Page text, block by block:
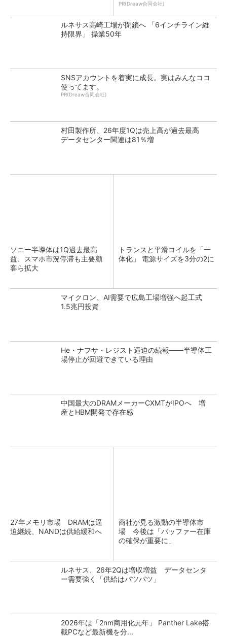
PR(Dreaw合同会社)
ルネサス高崎工場が閉鎖へ 「6インチライン維
持限界」 操業50年
SNSアカウントを着実に成長。実はみんなココ
使ってます。
PR(Dreaw合同会社)
村田製作所、26年度1Qは売上高が過去最高
データセンター関連は81％増
ソニー半導体は1Q過去最高
益、スマホ市況停滞も主要顧
客ら拡大
トランスと平滑コイルを「一
体化」 電源サイズを3分の2に
マイクロン、AI需要で広島工場増強へ起工式
1.5兆円投資
He・ナフサ・レジスト逼迫の続報――半導体工
場停止が回避できている理由
中国最大のDRAMメーカーCXMTがIPOへ 増
産とHBM開発で存在感
27年メモリ市場 DRAMは逼
迫継続、NANDは供給緩和へ
商社が見る激動の半導体市
場 今後は「バッファー在庫
の確保が重要に」
ルネサス、26年2Qは増収増益 データセンタ
ー需要強く「供給はパツパツ」
2026年は「2nm商用化元年」 Panther Lake搭
載PCなど最新機を分...